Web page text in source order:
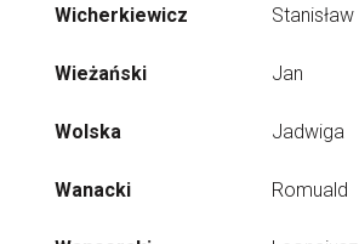
Wicherkiewicz Stanisław
Wieżański Jan
Wolska Jadwiga
Wanacki Romuald